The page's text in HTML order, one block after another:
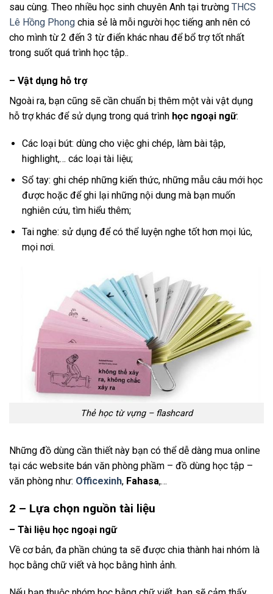
sau cùng. Theo nhiều học sinh chuyên Anh tại trường THCS
Lê Hồng Phong chia sẻ là mỗi người học tiếng anh nên có
cho mình từ 2 đến 3 từ điển khác nhau để bổ trợ tốt nhất
trong suốt quá trình học tập..
– Vật dụng hỗ trợ
Ngoài ra, bạn cũng sẽ cần chuẩn bị thêm một vài vật dụng
hỗ trợ khác để sử dụng trong quá trình học ngoại ngữ:
Các loại bút: dùng cho việc ghi chép, làm bài tập,
highlight,… các loại tài liệu;
Sổ tay: ghi chép những kiến thức, những mẫu câu mới học
được hoặc để ghi lại những nội dung mà bạn muốn
nghiên cứu, tìm hiểu thêm;
Tai nghe: sử dụng để có thể luyện nghe tốt hơn mọi lúc,
mọi nơi.
Thẻ học từ vựng – flashcard
Những đồ dùng cần thiết này bạn có thể dễ dàng mua online
tại các website bán văn phòng phầm – đồ dùng học tập –
văn phòng như: Officexinh, Fahasa,…
2 – Lựa chọn nguồn tài liệu
– Tài liệu học ngoại ngữ
Về cơ bản, đa phần chúng ta sẽ được chia thành hai nhóm là
học bằng chữ viết và học bằng hình ảnh.